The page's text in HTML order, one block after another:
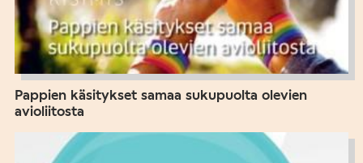
Pappien käsitykset samaa sukupuolta olevien
avioliitosta